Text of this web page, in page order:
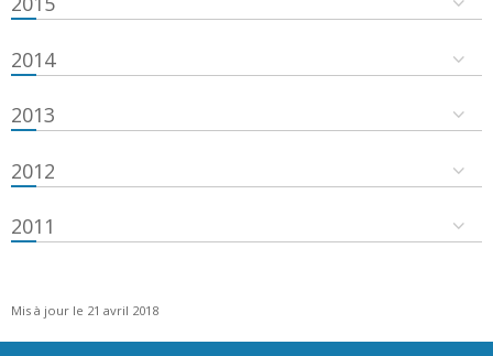
2014
2013
2012
2011
Mis à jour le 21 avril 2018